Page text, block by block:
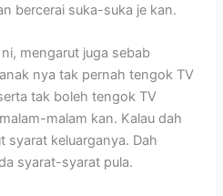
bercerai suka-suka je kan.
mengarut juga sebab
nya tak pernah tengok TV
tak boleh tengok TV
malam kan. Kalau dah
syarat keluarganya. Dah
syarat-syarat pula.